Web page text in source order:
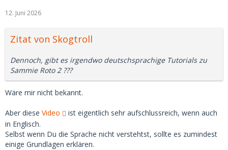
12. Juni 2026
Zitat von Skogtroll
Dennoch, gibt es irgendwo deutschsprachige Tutorials zu
Sammie Roto 2 ???
Wäre mir nicht bekannt.
Aber diese Video
ist eigentlich sehr aufschlussreich, wenn auch
in Englisch.
Selbst wenn Du die Sprache nicht verstehtst, sollte es zumindest
einige Grundlagen erklären.